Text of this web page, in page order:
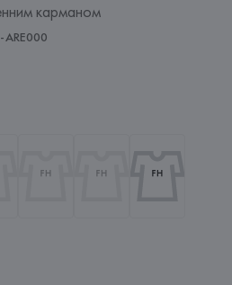
карманом
ARE000